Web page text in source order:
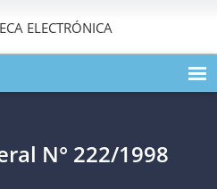
ELECTRÓNICA
DE LA PUBLICACIÓN
N° 222/1998